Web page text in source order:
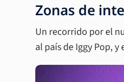
Zonas de
Un recorrido por el
al país de Iggy Pop,